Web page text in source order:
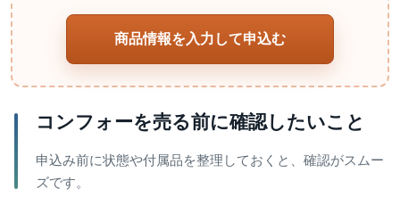
商品情報を入力して申込む
コンフォーを売る前に確認したいこと
申込み前に状態や付属品を整理しておくと、確認がスムー
ズです。